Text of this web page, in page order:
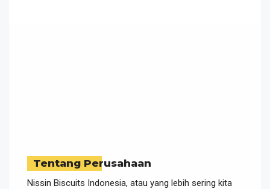
Tentang Perusahaan
Nissin Biscuits Indonesia, atau yang lebih sering kita